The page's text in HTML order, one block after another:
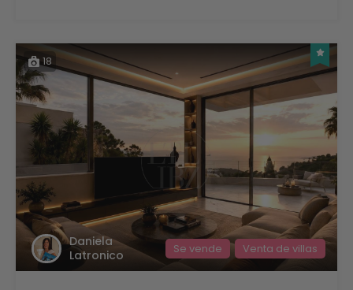
18
Daniela
Latronico
Se vende Venta de villas